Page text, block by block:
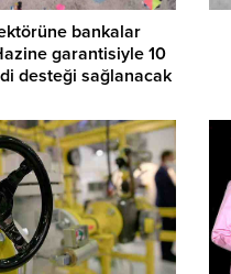
bankalar
garantisiyle 10
desteği sağlanacak